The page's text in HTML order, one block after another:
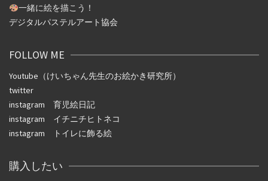
一緒に絵を描こう！
デジタルパステルアート協会
FOLLOW ME
Youtube（けいちゃん先生のお絵かき研究所）
twitter
instagram 育児絵日記
instagram イチニチヒトネコ
instagram トイレに飾る絵
購入したい